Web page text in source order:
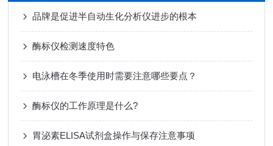
品牌是促进半自动生化分析仪进步的根本
酶标仪检测速度特色
电泳槽在冬季使用时需要注意哪些要点？
酶标仪的工作原理是什么?
胃泌素ELISA试剂盒操作与保存注意事项